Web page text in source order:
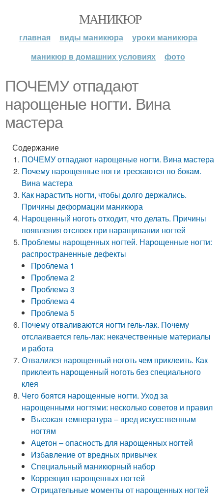
МАНИКЮР
главная виды маникюра
уроки маникюра
маникюр в домашних условиях
фото
ПОЧЕМУ отпадают
нарощеные ногти. Вина
мастера
Содержание
ПОЧЕМУ отпадают нарощеные ногти. Вина мастера
Почему нарощенные ногти трескаются по бокам.
Вина мастера
Как нарастить ногти, чтобы долго держались.
Причины деформации маникюра
Нарощенный ноготь отходит, что делать. Причины
появления отслоек при наращивании ногтей
Проблемы нарощенных ногтей. Нарощенные ногти:
распространенные дефекты
Проблема 1
Проблема 2
Проблема 3
Проблема 4
Проблема 5
Почему отваливаются ногти гель-лак. Почему
отслаивается гель-лак: некачественные материалы
и работа
Отвалился нарощенный ноготь чем приклеить. Как
приклеить нарощенный ноготь без специального
клея
Чего боятся нарощенные ногти. Уход за
нарощенными ногтями: несколько советов и правил
Высокая температура – вред искусственным
ногтям
Ацетон – опасность для нарощенных ногтей
Избавление от вредных привычек
Специальный маникюрный набор
Коррекция нарощенных ногтей
Отрицательные моменты от нарощенных ногтей